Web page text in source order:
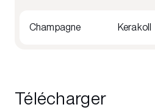
Champagne Kerakoll
Télécharger